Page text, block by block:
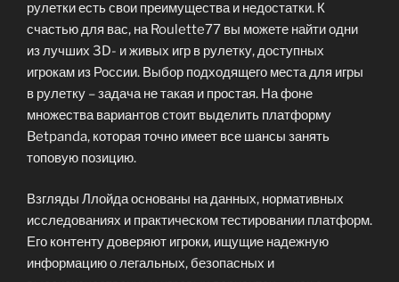
рулетки есть свои преимущества и недостатки. К
счастью для вас, на Roulette77 вы можете найти одни
из лучших 3D- и живых игр в рулетку, доступных
игрокам из России. Выбор подходящего места для игры
в рулетку – задача не такая и простая. На фоне
множества вариантов стоит выделить платформу
Betpanda, которая точно имеет все шансы занять
топовую позицию.
Взгляды Ллойда основаны на данных, нормативных
исследованиях и практическом тестировании платформ.
Его контенту доверяют игроки, ищущие надежную
информацию о легальных, безопасных и